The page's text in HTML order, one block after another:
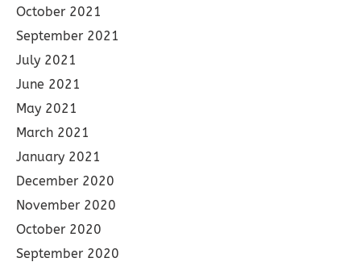
October 2021
September 2021
July 2021
June 2021
May 2021
March 2021
January 2021
December 2020
November 2020
October 2020
September 2020